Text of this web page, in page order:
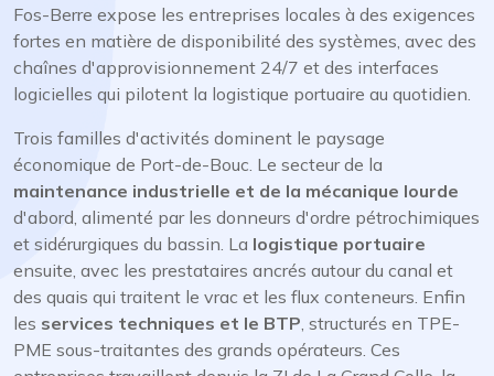
Fos-Berre expose les entreprises locales à des exigences
fortes en matière de disponibilité des systèmes, avec des
chaînes d'approvisionnement 24/7 et des interfaces
logicielles qui pilotent la logistique portuaire au quotidien.
Trois familles d'activités dominent le paysage
économique de Port-de-Bouc. Le secteur de la
maintenance industrielle et de la mécanique lourde
d'abord, alimenté par les donneurs d'ordre pétrochimiques
et sidérurgiques du bassin. La logistique portuaire
ensuite, avec les prestataires ancrés autour du canal et
des quais qui traitent le vrac et les flux conteneurs. Enfin
les services techniques et le BTP, structurés en TPE-
PME sous-traitantes des grands opérateurs. Ces